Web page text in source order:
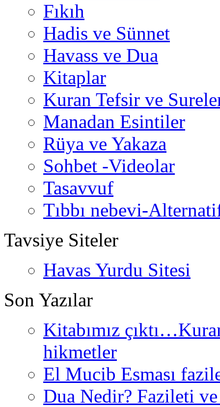
Fıkıh
Hadis ve Sünnet
Havass ve Dua
Kitaplar
Kuran Tefsir ve
Manadan Esintiler
Rüya ve Yakaza
Sohbet -Videolar
Tasavvuf
Tıbbı nebevi-
Tavsiye Siteler
Havas Yurdu Sitesi
Son Yazılar
Kitabımız
hikmetler
El Mucib Esması
Dua Nedir? Fazileti